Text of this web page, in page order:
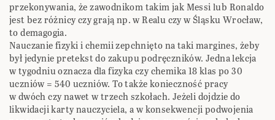
przekonywania, że zawodnikom takim jak Messi lub Ronaldo
jest bez różnicy czy grają np. w Realu czy w Śląsku Wrocław,
to demagogia.
Nauczanie fizyki i chemii zepchnięto na taki margines, żeby
był jedynie pretekst do zakupu podręczników. Jedna lekcja
w tygodniu oznacza dla fizyka czy chemika 18 klas po 30
uczniów = 540 uczniów. To także konieczność pracy
w dwóch czy nawet w trzech szkołach. Jeżeli dojdzie do
likwidacji karty nauczyciela, a w konsekwencji podwojenia